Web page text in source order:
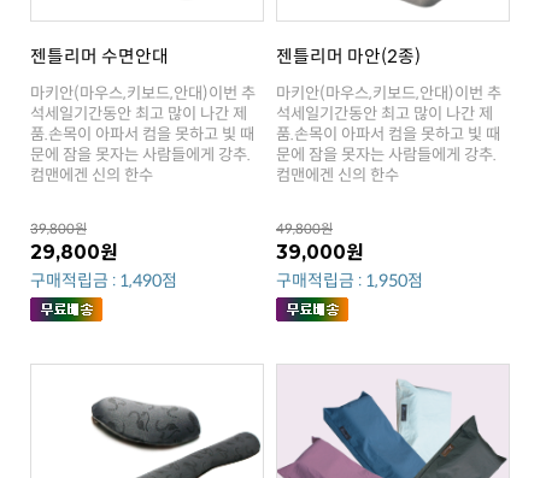
젠틀리머 수면안대
컴맨에겐 신의 한수
39,800원
29,800원
구매적립금 : 1,490점
젠틀리머 마안(2종)
컴맨에겐 신의 한수
49,800원
39,000원
구매적립금 : 1,950점